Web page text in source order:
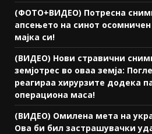
(ФОТО+ВИДЕО) Потресна
апсењето на синот осомничен
мајка си!
(ВИДЕО) Нови стравични
земјотрес во оваа земја:
реагираа хирурзите додека
операциона маса!
(ВИДЕО) Омилена мета на
Ова би бил застрашувачки